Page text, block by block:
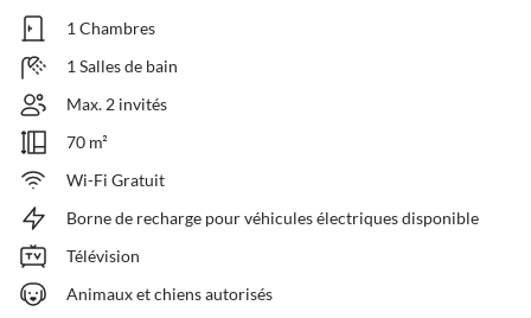
1 Chambres
1 Salles de bain
Max. 2 invités
70 m²
Wi-Fi Gratuit
Borne de recharge pour véhicules électriques disponible
Télévision
Animaux et chiens autorisés